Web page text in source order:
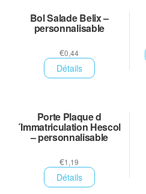
Bol Salade Belix –
personnalisable
€0,44
Détails
Porte Plaque d
´Immatriculation Hescol
– personnalisable
€1,19
Détails